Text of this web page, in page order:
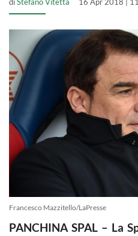
Francesco Mazzitello/LaPresse
PANCHINA SPAL – La